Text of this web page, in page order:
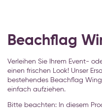
Anfang
der
springen
Beachflag
Verleihen Sie Ihrem Event-
einen frischen Look! Unser
bestehendes Beachflag
einfach aufziehen.
Bitte beachten: In diesem